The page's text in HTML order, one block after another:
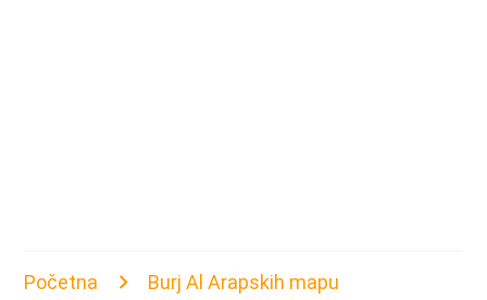
Početna Burj Al Arapskih mapu